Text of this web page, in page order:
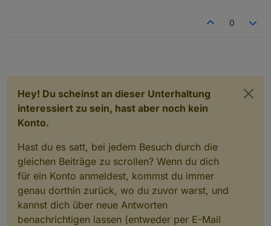
0
Hey! Du scheinst an dieser Unterhaltung
interessiert zu sein, hast aber noch kein
Konto.
Hast du es satt, bei jedem Besuch durch die
gleichen Beiträge zu scrollen? Wenn du dich
für ein Konto anmeldest, kommst du immer
genau dorthin zurück, wo du zuvor warst, und
kannst dich über neue Antworten
benachrichtigen lassen (entweder per E-Mail